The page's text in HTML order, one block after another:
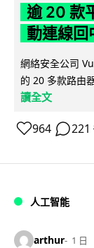
逾 20 款
動連線回
網絡安全公司
的 20 多款路由
讀全文
964 221
人工智能
arthur 1 日